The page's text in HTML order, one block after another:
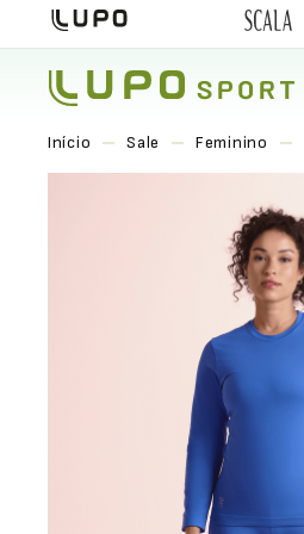
Sale Feminino